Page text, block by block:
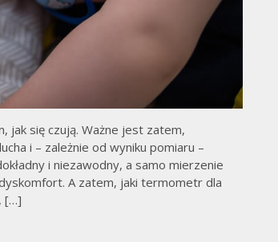
jak się czują. Ważne jest zatem,
i – zależnie od wyniku pomiaru –
i niezawodny, a samo mierzenie
A zatem, jaki termometr dla
[…]